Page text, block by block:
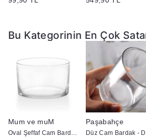
Bu Kategorinin En Çok
Mum ve muM
Oval Şeffaf Cam Bardak - Doluma Uygun
Paşabahçe